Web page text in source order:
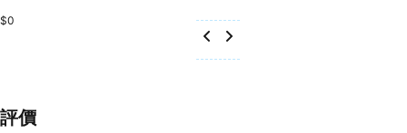
$0
評價